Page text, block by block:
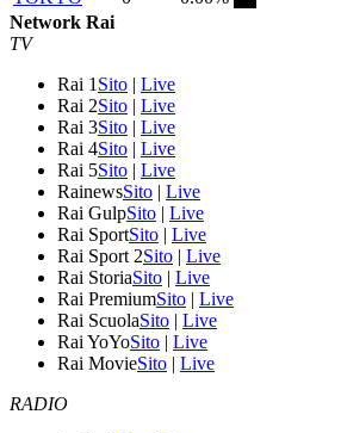
Network Rai
TV
Rai 1 Sito | Live
Rai 2Sito | Live
Rai 3Sito | Live
Rai 4Sito | Live
Rai 5Sito | Live
RainewsSito | Live
Rai GulpSito | Live
Rai SportSito | Live
Rai Sport 2Sito | Live
Rai StoriaSito | Live
Rai PremiumSito | Live
Rai ScuolaSito | Live
Rai YoYoSito | Live
Rai MovieSito | Live
RADIO